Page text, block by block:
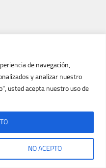
de navegación,
y analizar nuestro
usted acepta nuestro uso de
NO ACEPTO